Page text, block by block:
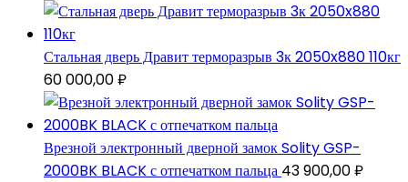
Стальная дверь Дравит терморазрыв 3к 2050x880 110кг
60 000,00₽
Врезной электронный дверной замок Solity GSP-
2000BK BLACK с отпечатком пальца 43 900,00₽